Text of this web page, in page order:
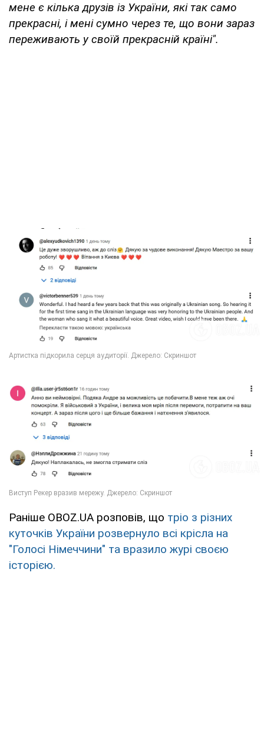
мене є кілька друзів із України, які так само
прекрасні, і мені сумно через те, що вони зараз
переживають у своїй прекрасній країні".
Раніше OBOZ.UA розповів, що тріо з різних
куточків України розвернуло всі крісла на
"Голосі Німеччини" та вразило журі своєю
історією.